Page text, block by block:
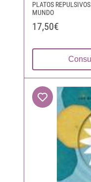
PLATOS
MUNDO
17,50€